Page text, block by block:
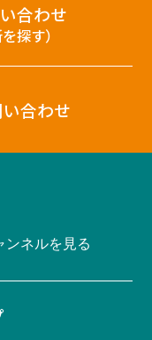
合わせ
探す）
合わせ
ンネルを見る